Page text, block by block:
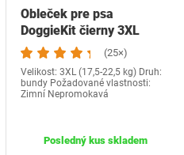
Obleček pre psa
DoggieKit čierny 3XL
(25×)
Velikost: 3XL (17,5-22,5 kg) Druh:
bundy Požadované vlastnosti:
Zimní Nepromokavá
Posledný kus skladem